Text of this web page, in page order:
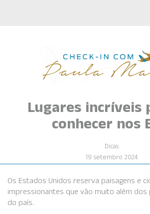
Lugares incríveis
conhecer nos
Dicas
19 setembro 2024
Os Estados Unidos reserva paisagens e
impressionantes que vão muito além dos
do país.